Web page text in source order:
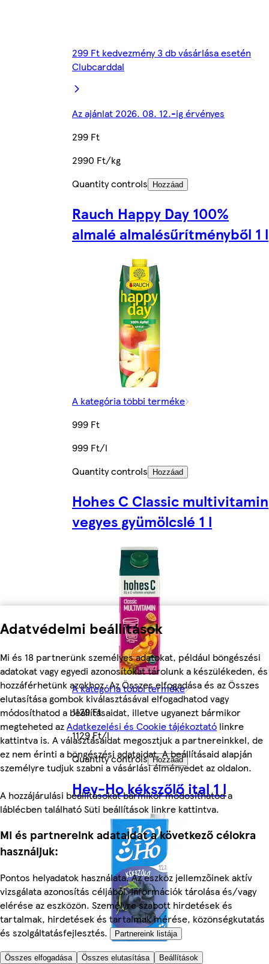
Adatvédelmi beállítások
Mi és 18 partnerünk személyes adatokat, például böngészési
adatokat vagy egyedi azonosítókat tárolunk a készülékeden, és
hozzáférhetünk azokhoz. Az Összes elfogadása és az Összes
elutasítása gombok kiválasztásával elfogadhatod vagy
módosíthatod a beállításaidat, illetve ugyanezt bármikor
megteheted azAdatkezelési és Cookie tájékoztató linkre
kattintva is. A választásaidat megosztjuk a partnereinkkel, de
ez nem érinti a böngészési adataidat. A beállításaid alapján
személyre tudjuk szabni a vásárlási élményedet az oldalon.
A hozzájárulási beállításokat bármikor módosíthatod a
láblécben található Süti beállítások linkre kattintva.
Mi és partnereink adataidat a következő célokra
használjuk:
Pontos helyadatok használata. Az eszköz jellemzőinek aktív
vizsgálata azonosítás céljából. Információk tárolása és/vagy
elérése az eszközön. Személyre szabott hirdetések és
tartalmak, hirdetések és tartalmak mérése, közönségkutatás
és szolgáltatásfejlesztés.
Partnereink listája
Összes elfogadása Összes elutasítása Beállítások
299 Ft kedvezmény 3 db vásárlása esetén
Clubcarddal
Az ajánlat 2026. 08. 12.-ig érvényes
299 Ft
2990 Ft/kg
Quantity controls
Hozzáad
Rauch Happy Day 100%
almalé almalésűrítményből 1 l
A kategória többi terméke
999 Ft
999 Ft/l
Quantity controls
Hozzáad
Hohes C Classic multivitamin
vegyes gyümölcslé 1 l
A kategória többi terméke
1129 Ft
1129 Ft/l
Quantity controls Hozzáad
Hey-Ho kékszőlő ital 1 l
A kategória többi terméke